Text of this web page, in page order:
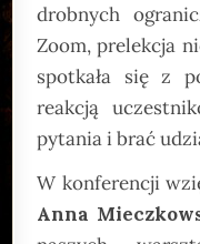
drobnych
Zoom, prelekcja
spotkała się z
reakcją
pytania i brać
W konferencji
Anna